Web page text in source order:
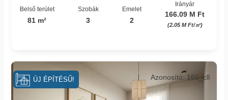
Belső terület
81 m²
Szobák
3
Emelet
2
Irányár
166.09 M Ft
(2.05 M Ft/㎡)
Azonosító: 165_cll
ÚJ ÉPÍTÉSŰ!